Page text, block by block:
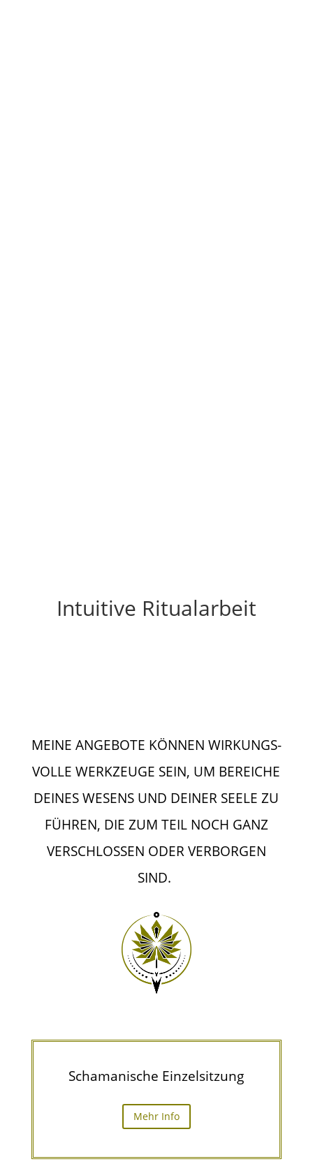
Intui­tive Ritualarbeit
MEINE ANGEBOTE KÖNNEN WIRKUNGS­
VOLLE WERKZEUGE SEIN, UM BEREICHE
DEINES WESENS UND DEINER SEELE ZU
FÜHREN, DIE ZUM TEIL NOCH GANZ
VERSCHLOSSEN ODER VERBORGEN
SIND.
Schaman­ische Einzelsitzung
Mehr Info